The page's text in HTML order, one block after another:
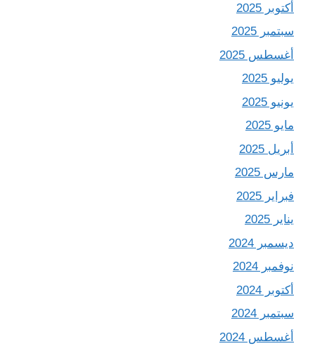
أكتوبر 2025
سبتمبر 2025
أغسطس 2025
يوليو 2025
يونيو 2025
مايو 2025
أبريل 2025
مارس 2025
فبراير 2025
يناير 2025
ديسمبر 2024
نوفمبر 2024
أكتوبر 2024
سبتمبر 2024
أغسطس 2024